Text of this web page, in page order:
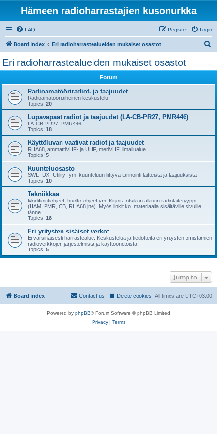
Hämeen radioharrastajien kusonurkka
FAQ Login
Register
Board index Eri radioharrastealueiden mukaiset osastot
Eri radioharrastealueiden mukaiset osastot
Forum
Radioamatööriradiot- ja taajuudet
Radioamatööriaiheinen keskustelu
Topics: 20
Lupavapaat radiot ja taajuudet (LA-CB-PR27, PMR446)
LA-CB-PR27, PMR446
Topics: 18
Käyttöluvan vaativat radiot ja taajuudet
RHA68, ammattiVHF- ja UHF, meriVHF, ilmailualue
Topics: 5
Kuunteluosasto
SWL- DX- Utility- ym. kuunteluun liittyvä tarinointi laitteista ja taajuuksista
Topics: 10
Tekniikkaa
Modifiointiohjeet, huolto-ohjeet ym. Kirjoita otsikon alkuun radiolaitetyyppi
(HAM, PMR, CB, RHA68 jne). Myös linkit ko. materiaalia sisältäville sivuille
tänne.
Topics: 18
Eri yritysten sisäiset verkot
Ei varsinaisesti harrastealue. Keskustelua ja tiedotteita eri yritysten omistamien
radioverkkojen järjestelmistä ja käyttöönotoista.
Topics: 5
Jump to
Board index All times are UTC+03:00
Delete cookies
Contact us
Powered by phpBB® Forum Software © phpBB Limited
Privacy| Terms